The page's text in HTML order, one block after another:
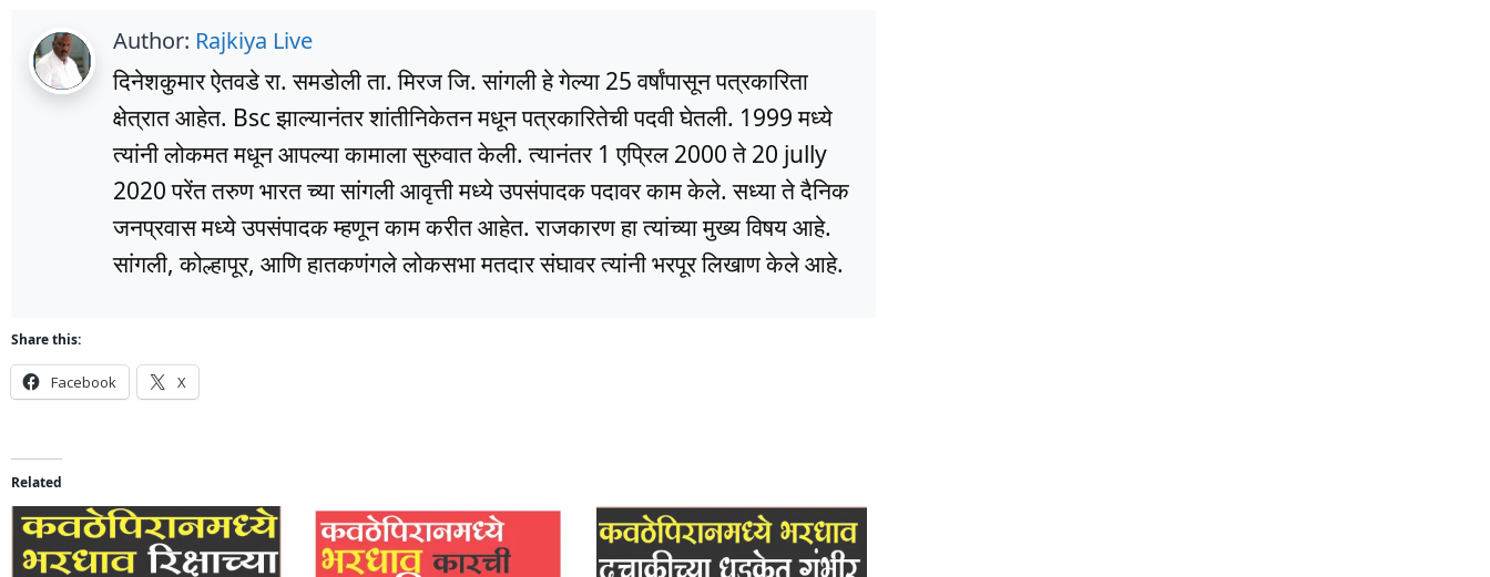
Author: Rajkiya Live
दिनेशकुमार ऐतवडे रा. समडोली ता. मिरज जि. सांगली हे गेल्या 25 वर्षांपासून पत्रकारिता
क्षेत्रात आहेत. Bsc झाल्यानंतर शांतीनिकेतन मधून पत्रकारितेची पदवी घेतली. 1999 मध्ये
त्यांनी लोकमत मधून आपल्या कामाला सुरुवात केली. त्यानंतर 1 एप्रिल 2000 ते 20 jully
2020 परेंत तरुण भारत च्या सांगली आवृत्ती मध्ये उपसंपादक पदावर काम केले. सध्या ते दैनिक
जनप्रवास मध्ये उपसंपादक म्हणून काम करीत आहेत. राजकारण हा त्यांच्या मुख्य विषय आहे.
सांगली, कोल्हापूर, आणि हातकणंगले लोकसभा मतदार संघावर त्यांनी भरपूर लिखाण केले आहे.
Share this:
Facebook X
Related